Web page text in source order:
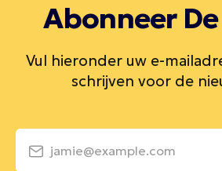
Abonneer
Vul hieronder uw e-
schrijven voor de
jamie@example.com